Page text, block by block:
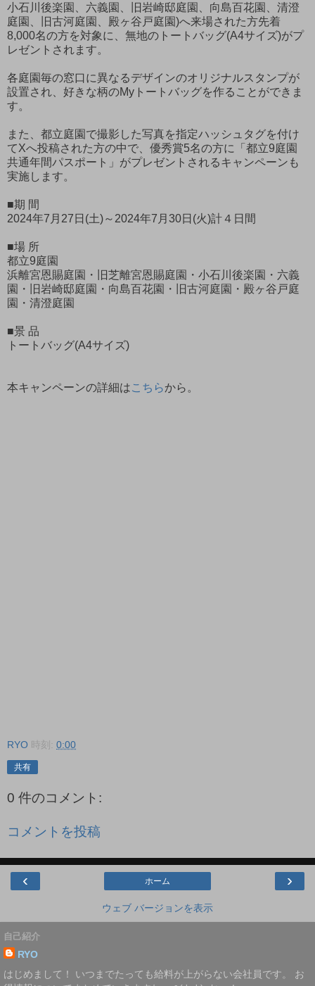
小石川後楽園、六義園、旧岩崎邸庭園、向島百花園、清澄
庭園、旧古河庭園、殿ヶ谷戸庭園)へ来場された方先着
8,000名の方を対象に、無地のトートバッグ(A4サイズ)がプ
レゼントされます。
各庭園毎の窓口に異なるデザインのオリジナルスタンプが
設置され、好きな柄のMyトートバッグを作ることができま
す。
また、都立庭園で撮影した写真を指定ハッシュタグを付け
てXへ投稿された方の中で、優秀賞5名の方に「都立9庭園
共通年間パスポート」がプレゼントされるキャンペーンも
実施します。
■期 間
2024年7月27日(土)～2024年7月30日(火)計４日間
■場 所
都立9庭園
浜離宮恩賜庭園・旧芝離宮恩賜庭園・小石川後楽園・六義
園・旧岩崎邸庭園・向島百花園・旧古河庭園・殿ヶ谷戸庭
園・清澄庭園
■景 品
トートバッグ(A4サイズ)
本キャンペーンの詳細はこちらから。
RYO 時刻: 0:00
共有
0 件のコメント:
コメントを投稿
‹ ›
ホーム
ウェブ バージョンを表示
自己紹介
RYO
はじめまして！ いつまでたっても給料が上がらない会社員です。 お